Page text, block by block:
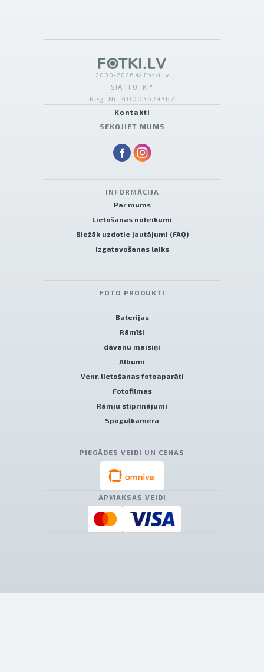
2000-2026 © Fotki.lv
SIA "FOTKI"
Reģ. Nr. 40003679362
Kontakti
SEKOJIET MUMS
INFORMĀCIJA
Par mums
Lietošanas noteikumi
Biežāk uzdotie jautājumi (FAQ)
Izgatavošanas laiks
FOTO PRODUKTI
Baterijas
Rāmīši
dāvanu maisiņi
Albumi
Venr. lietošanas fotoaparāti
Fotofilmas
Rāmju stiprinājumi
Spoguļkamera
PIEGĀDES VEIDI UN CENAS
APMAKSAS VEIDI